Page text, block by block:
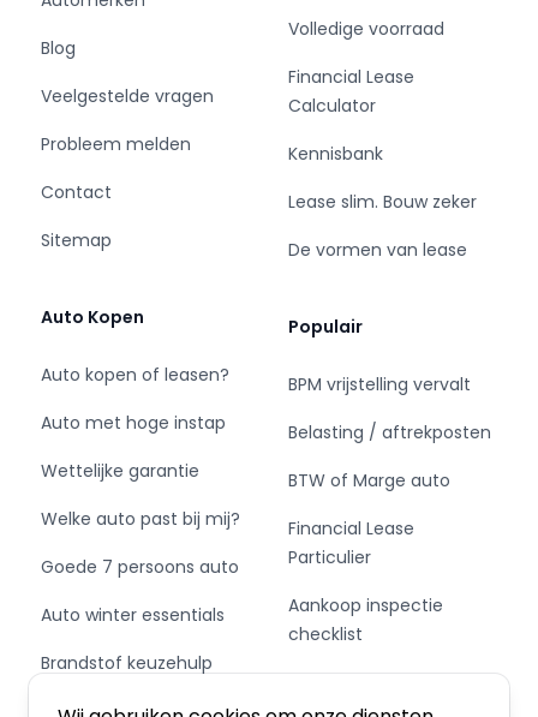
Blog
Veelgestelde vragen
Probleem melden
Contact
Sitemap
Auto Kopen
Auto kopen of leasen?
Auto met hoge instap
Wettelijke garantie
Welke auto past bij mij?
Goede 7 persoons auto
Auto winter essentials
Brandstof keuzehulp
Schakel of automaat?
Volledige voorraad
Financial Lease
Calculator
Kennisbank
Lease slim. Bouw zeker
De vormen van lease
Populair
BPM vrijstelling vervalt
Belasting / aftrekposten
BTW of Marge auto
Financial Lease
Particulier
Aankoop inspectie
checklist
Private Leasen,
Financieren of Kopen?